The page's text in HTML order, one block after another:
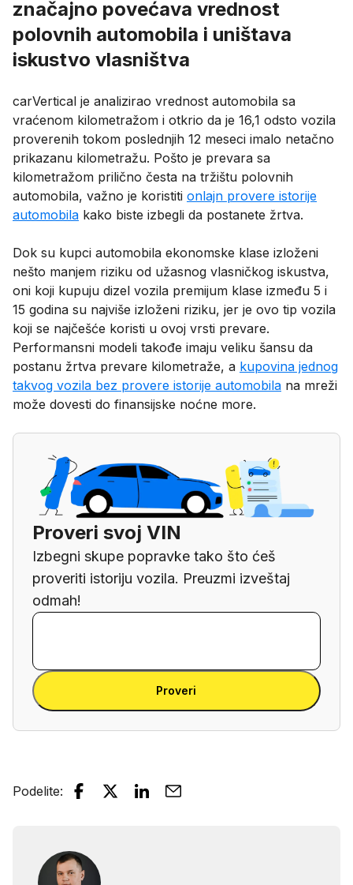
značajno povećava vrednost
polovnih automobila i uništava
iskustvo vlasništva
carVertical je analizirao vrednost automobila sa
vraćenom kilometražom i otkrio da je 16,1 odsto vozila
proverenih tokom poslednjih 12 meseci imalo netačno
prikazanu kilometražu. Pošto je prevara sa
kilometražom prilično česta na tržištu polovnih
automobila, važno je koristiti onlajn provere istorije
automobila kako biste izbegli da postanete žrtva.
Dok su kupci automobila ekonomske klase izloženi
nešto manjem riziku od užasnog vlasničkog iskustva,
oni koji kupuju dizel vozila premijum klase između 5 i
15 godina su najviše izloženi riziku, jer je ovo tip vozila
koji se najčešće koristi u ovoj vrsti prevare.
Performansni modeli takođe imaju veliku šansu da
postanu žrtva prevare kilometraže, a kupovina jednog
takvog vozila bez provere istorije automobila na mreži
može dovesti do finansijske noćne more.
Proveri svoj VIN
Izbegni skupe popravke tako što ćeš
proveriti istoriju vozila. Preuzmi izveštaj
odmah!
Unesi VIN broj
Unesi VIN broj
Proveri
Podelite: